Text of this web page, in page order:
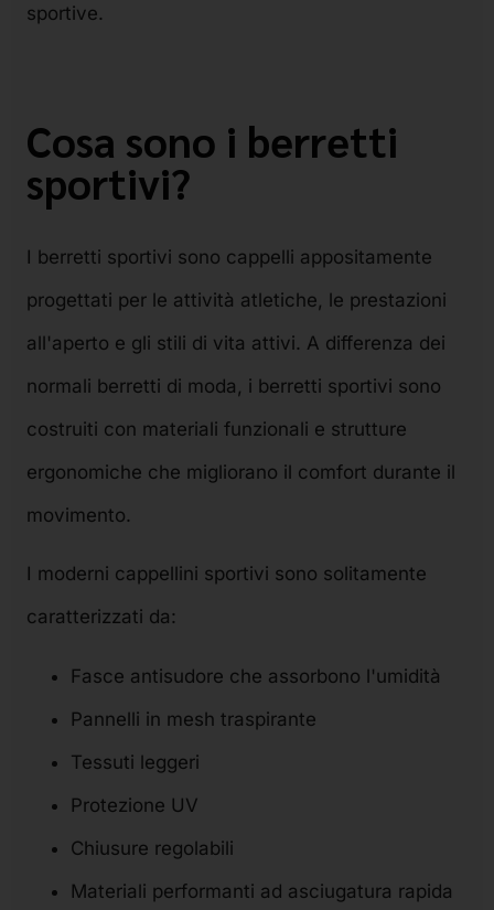
sportive.
Cosa sono i berretti
sportivi?
I berretti sportivi sono cappelli appositamente
progettati per le attività atletiche, le prestazioni
all'aperto e gli stili di vita attivi. A differenza dei
normali berretti di moda, i berretti sportivi sono
costruiti con materiali funzionali e strutture
ergonomiche che migliorano il comfort durante il
movimento.
I moderni cappellini sportivi sono solitamente
caratterizzati da:
Fasce antisudore che assorbono l'umidità
Pannelli in mesh traspirante
Tessuti leggeri
Protezione UV
Chiusure regolabili
Materiali performanti ad asciugatura rapida